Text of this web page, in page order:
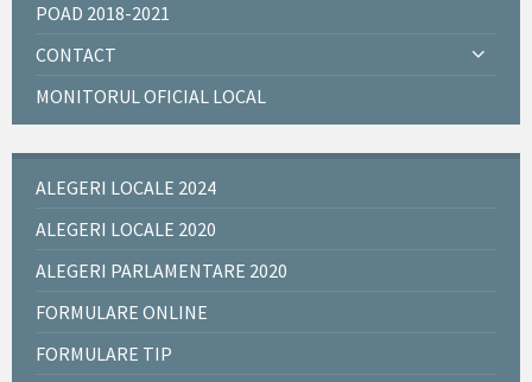
POAD 2018-2021
CONTACT
MONITORUL OFICIAL LOCAL
ALEGERI LOCALE 2024
ALEGERI LOCALE 2020
ALEGERI PARLAMENTARE 2020
FORMULARE ONLINE
FORMULARE TIP